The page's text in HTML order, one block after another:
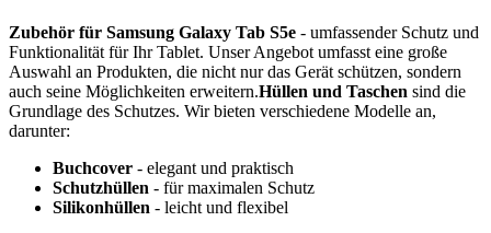
Zubehör für Samsung Galaxy Tab S5e - umfassender Schutz und
Funktionalität für Ihr Tablet. Unser Angebot umfasst eine große
Auswahl an Produkten, die nicht nur das Gerät schützen, sondern
auch seine Möglichkeiten erweitern.Hüllen und Taschen sind die
Grundlage des Schutzes. Wir bieten verschiedene Modelle an,
darunter:
Buchcover - elegant und praktisch
Schutzhüllen - für maximalen Schutz
Silikonhüllen - leicht und flexibel